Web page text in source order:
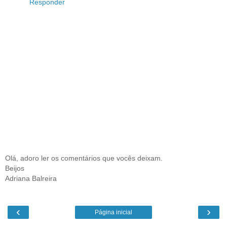
Responder
Olá, adoro ler os comentários que vocês deixam.
Beijos
Adriana Balreira
‹ ›
Página inicial